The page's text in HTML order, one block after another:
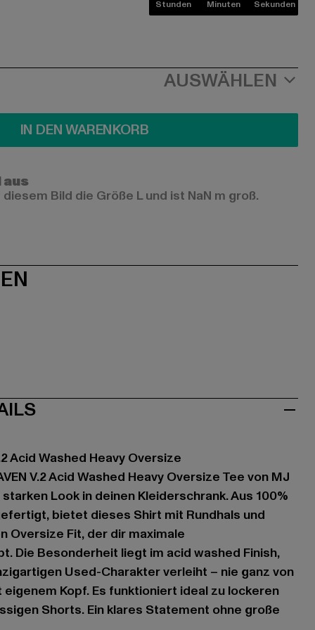
Stunden Minuten Sekunden
AUSWÄHLEN
IN DEN WARENKORB
Bild die Größe L und ist NaN m groß.
Acid Washed Heavy Oversize
V.2 Acid Washed Heavy Oversize Tee von MJ
Look in deinen Kleiderschrank. Aus 100%
bietet dieses Shirt mit Rundhals und
Oversize Fit, der dir maximale
Die Besonderheit liegt im acid washed Finish,
Used-Charakter verleiht – nie ganz von
Kopf. Es funktioniert ideal zu lockeren
Shorts. Ein klares Statement ohne große